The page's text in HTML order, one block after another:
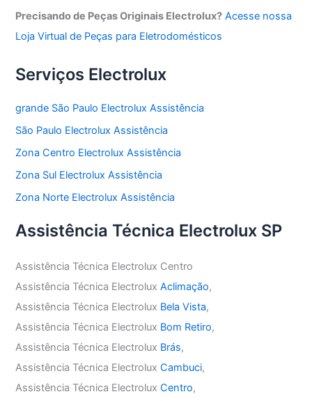
Precisando de Peças Originais Electrolux? Acesse nossa
Loja Virtual de Peças para Eletrodomésticos
Serviços Electrolux
grande São Paulo Electrolux Assistência
São Paulo Electrolux Assistência
Zona Centro Electrolux Assistência
Zona Sul Electrolux Assistência
Zona Norte Electrolux Assistência
Assistência Técnica Electrolux SP
Assistência Técnica Electrolux Centro
Assistência Técnica ElectroluxAclimação,
Assistência Técnica Electrolux Bela Vista,
Assistência Técnica Electrolux Bom Retiro,
Assistência Técnica Electrolux Brás,
Assistência Técnica ElectroluxCambuci,
Assistência Técnica ElectroluxCentro,